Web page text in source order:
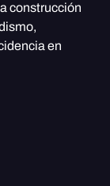
construcción
en